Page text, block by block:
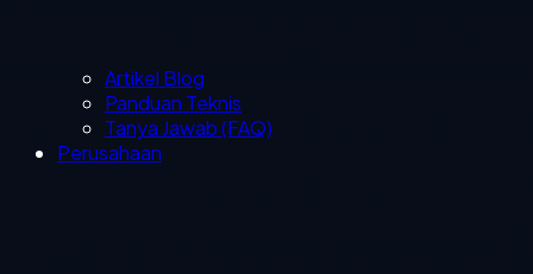
Artikel Blog
Panduan Teknis
Tanya Jawab (FAQ)
Perusahaan